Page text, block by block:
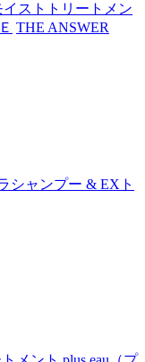
ストトリートメン
THE ANSWER
シャンプー & EXト